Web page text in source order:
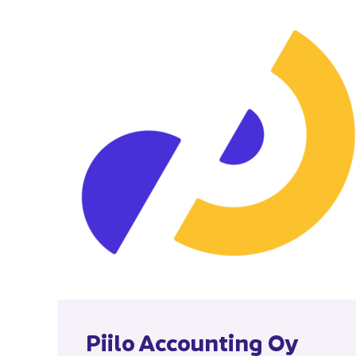
Piilo Accoun­ting Oy